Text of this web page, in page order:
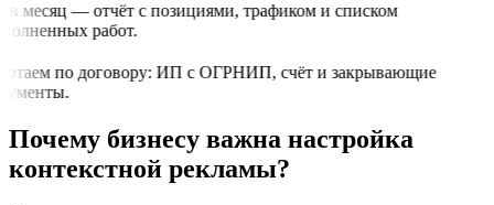
в месяц — отчёт с позициями, трафиком и списком
работ.
по договору: ИП с ОГРНИП, счёт и закрывающие
Почему бизнесу важна настройка
контекстной рекламы?